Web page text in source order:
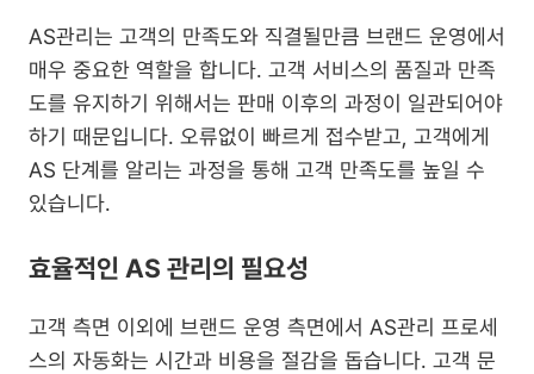
AS관리는 고객의 만족도와 직결될만큼 브랜드 운영에서
매우 중요한 역할을 합니다. 고객 서비스의 품질과 만족
도를 유지하기 위해서는 판매 이후의 과정이 일관되어야
하기 때문입니다. 오류없이 빠르게 접수받고, 고객에게
AS 단계를 알리는 과정을 통해 고객 만족도를 높일 수
있습니다.
효율적인 AS 관리의 필요성
고객 측면 이외에 브랜드 운영 측면에서 AS관리 프로세
스의 자동화는 시간과 비용을 절감을 돕습니다. 고객 문